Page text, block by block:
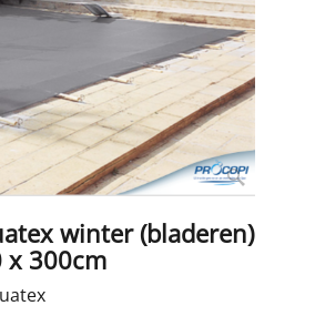
winter (bladeren)
x 300cm